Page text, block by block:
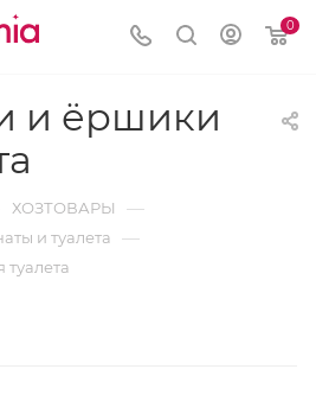
0
и ёршики
ХОЗТОВАРЫ —
и туалета —